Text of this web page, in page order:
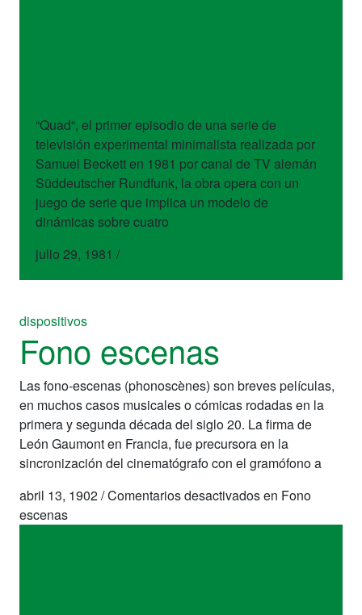
“Quad“, el primer episodio de una serie de
televisión experimental minimalista realizada por
Samuel Beckett en 1981 por canal de TV alemán
Süddeutscher Rundfunk, la obra opera con un
juego de serie que implica un modelo de
dinámicas sobre cuatro
julio 29, 1981 /
dispositivos
Fono escenas
Las fono-escenas (phonoscènes) son breves películas,
en muchos casos musicales o cómicas rodadas en la
primera y segunda década del siglo 20. La firma de
León Gaumont en Francia, fue precursora en la
sincronización del cinematógrafo con el gramófono a
abril 13, 1902/Comentarios desactivadosen Fono
escenas